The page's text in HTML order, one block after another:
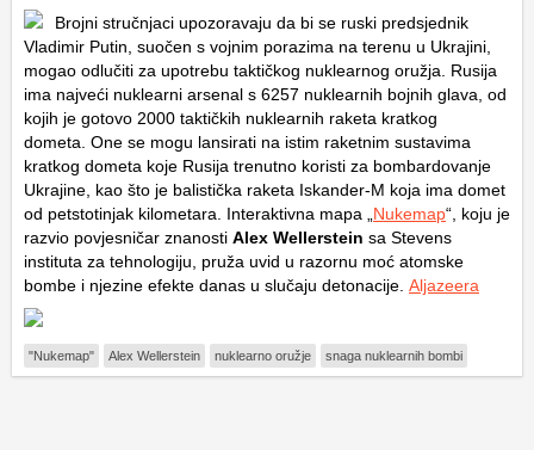
Brojni stručnjaci upozoravaju da bi se ruski predsjednik
Vladimir Putin, suočen s vojnim porazima na terenu u Ukrajini,
mogao odlučiti za upotrebu taktičkog nuklearnog oružja. Rusija
ima najveći nuklearni arsenal s 6257 nuklearnih bojnih glava, od
kojih je gotovo 2000 taktičkih nuklearnih raketa kratkog
dometa. One se mogu lansirati na istim raketnim sustavima
kratkog dometa koje Rusija trenutno koristi za bombardovanje
Ukrajine, kao što je balistička raketa Iskander-M koja ima domet
od petstotinjak kilometara. Interaktivna mapa „ Nukemap“, koju je
razvio povjesničar znanosti Alex Wellerstein sa Stevens
instituta za tehnologiju, pruža uvid u razornu moć atomske
bombe i njezine efekte danas u slučaju detonacije. Aljazeera
"Nukemap" Alex Wellerstein nuklearno oružje snaga nuklearnih bombi